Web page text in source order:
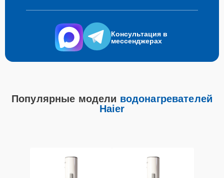
Консультация в
мессенджерах
Популярные модели водонагревателей
Haier